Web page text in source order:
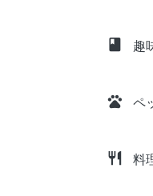
class 趣
pets ペ
restaurant 料